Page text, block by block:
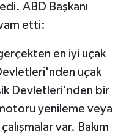
ABD Başkanı
etti:
en iyi uçak
uçak
Devletleri'nden bir
yenileme veya
var. Bakım